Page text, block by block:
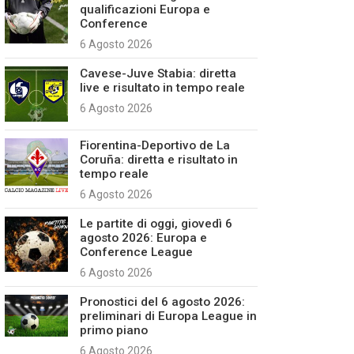
qualificazioni Europa e
Conference
6 Agosto 2026
Cavese-Juve Stabia: diretta
live e risultato in tempo reale
6 Agosto 2026
Fiorentina-Deportivo de La
Coruña: diretta e risultato in
tempo reale
6 Agosto 2026
Le partite di oggi, giovedì 6
agosto 2026: Europa e
Conference League
6 Agosto 2026
Pronostici del 6 agosto 2026:
preliminari di Europa League in
primo piano
6 Agosto 2026